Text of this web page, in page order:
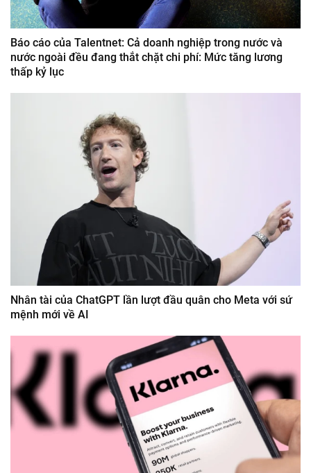
Báo cáo của Talentnet: Cả doanh nghiệp trong nước và
nước ngoài đều đang thắt chặt chi phí: Mức tăng lương
thấp kỷ lục
Nhân tài của ChatGPT lần lượt đầu quân cho Meta với sứ
mệnh mới về AI